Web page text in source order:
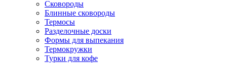
Сковороды
Блинные сковороды
Термосы
Разделочные доски
Формы для выпекания
Термокружки
Турки для кофе